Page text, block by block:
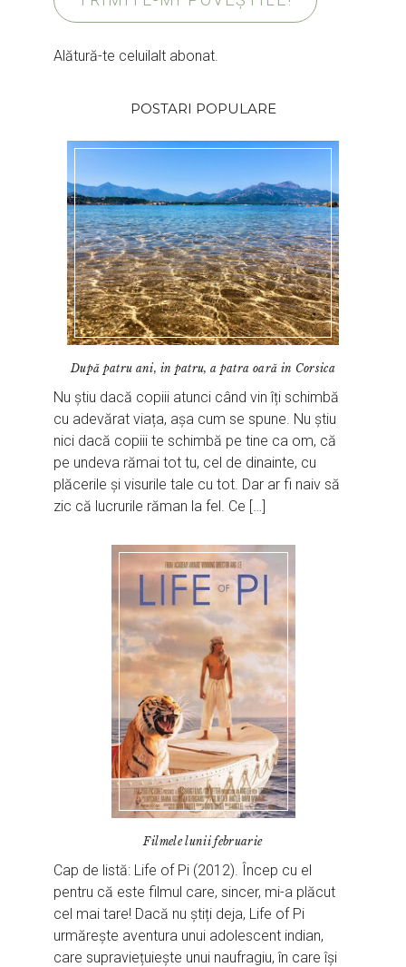
Alătură-te celuilalt abonat.
POSTARI POPULARE
După patru ani, in patru, a patra oară in Corsica
Nu știu dacă copiii atunci când vin îți schimbă
cu adevărat viața, așa cum se spune. Nu știu
nici dacă copiii te schimbă pe tine ca om, că
pe undeva rămai tot tu, cel de dinainte, cu
plăcerile și visurile tale cu tot. Dar ar fi naiv să
zic că lucrurile răman la fel. Ce […]
Filmele lunii februarie
Cap de listă: Life of Pi (2012). Încep cu el
pentru că este filmul care, sincer, mi-a plăcut
cel mai tare! Dacă nu știți deja, Life of Pi
urmărește aventura unui adolescent indian,
care supraviețuiește unui naufragiu, în care își